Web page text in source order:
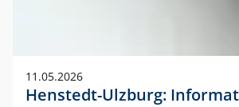
11.05.2026
Henstedt-Ulzburg: